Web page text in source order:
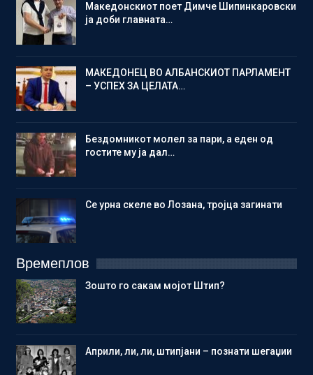
Македонскиот поет Димче Шипинкаровски
ја доби главната…
МАКЕДОНЕЦ ВО АЛБАНСКИОТ ПАРЛАМЕНТ
– УСПЕХ ЗА ЦЕЛАТА…
Бездомникот молел за пари, а еден од
гостите му ја дал…
Се урна скеле во Лозана, тројца загинати
Времеплов
Зошто го сакам мојот Штип?
Aприли, ли, ли, штипјани – познати шегаџии